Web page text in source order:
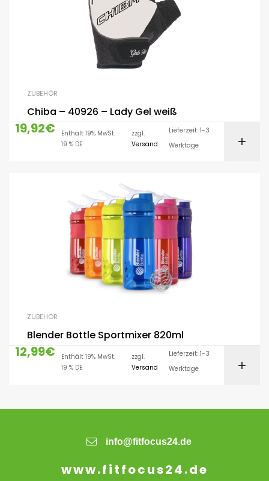
ZUBEHÖR
Chiba – 40926 – Lady Gel weiß
19,92€
Enthält 19% MwSt.
19 % DE
zzgl.
Versand
Lieferzeit: 1-3
Werktage
ZUBEHÖR
Blender Bottle Sportmixer 820ml
12,99€
Enthält 19% MwSt.
19 % DE
zzgl.
Versand
Lieferzeit: 1-3
Werktage
info@fitfocus24.de
www.fitfocus24.de